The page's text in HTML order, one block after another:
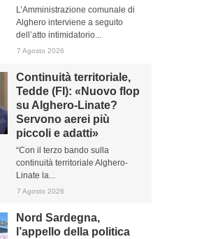
L’Amministrazione comunale di
Alghero interviene a seguito
dell’atto intimidatorio...
7 Agosto 2026
Continuità territoriale,
Tedde (FI): «Nuovo flop
su Alghero-Linate?
Servono aerei più
piccoli e adatti»
“Con il terzo bando sulla
continuità territoriale Alghero-
Linate la...
7 Agosto 2026
Nord Sardegna,
l’appello della politica